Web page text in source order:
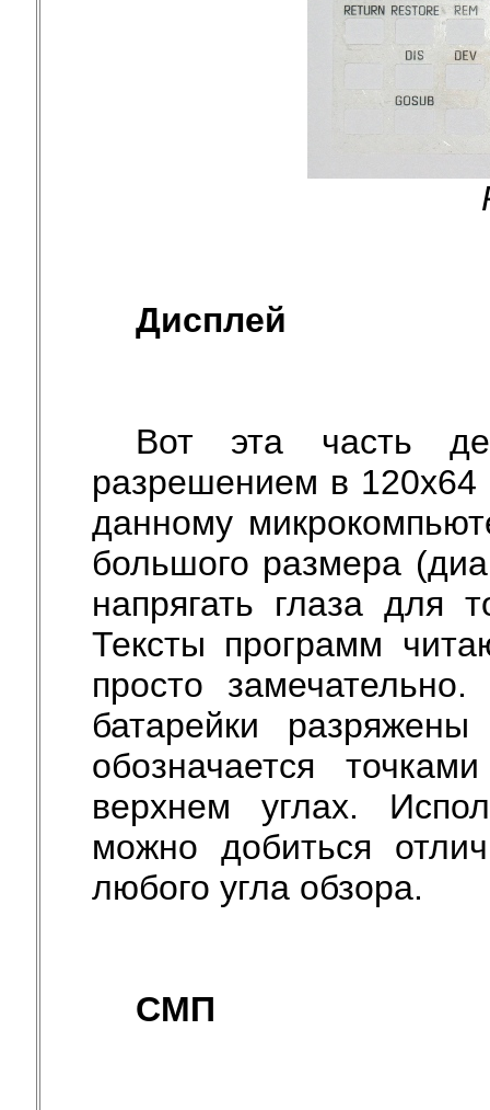
Дисплей
Вот эта часть
разрешением в 120x64
данному
большого размера
напрягать глаза для
Тексты программ
просто
батарейки
обозначается
верхнем углах.
можно добиться
любого угла обзора.
СМП